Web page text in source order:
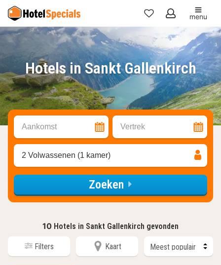
Mijn
favorieten
menu
Hotels in Sankt Gallenkirch
Aankomst Vertrek
2 Volwassenen (1 kamer)
Zoeken
10 Hotels in Sankt Gallenkirch gevonden
Filters Kaart